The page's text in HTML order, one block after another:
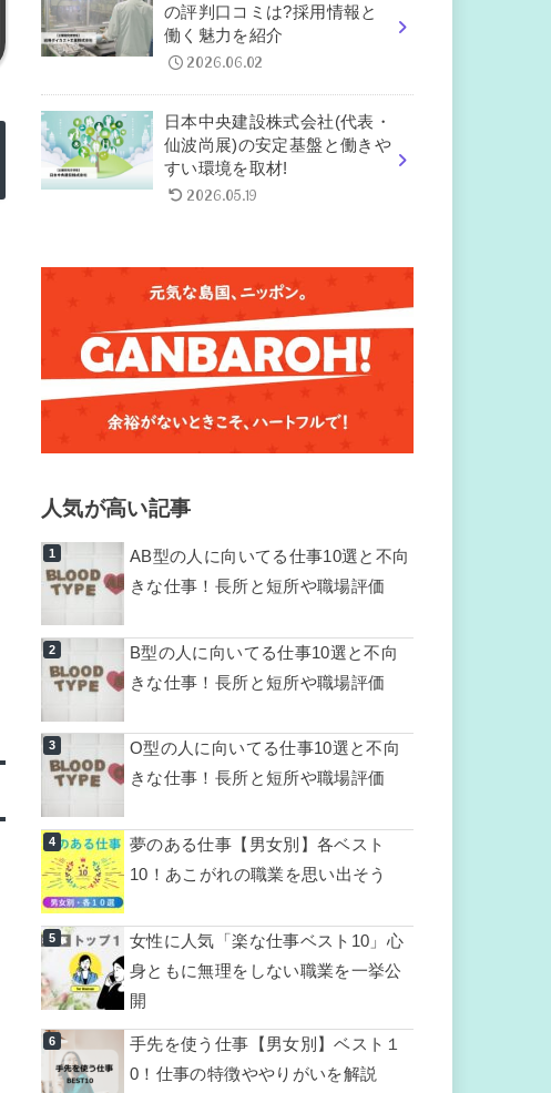
の評判口コミは?採用情報と
働く魅力を紹介
2026.06.02
日本中央建設株式会社(代表・
仙波尚展)の安定基盤と働きや
すい環境を取材!
2026.05.19
人気が高い記事
AB型の人に向いてる仕事10選と不向
きな仕事！長所と短所や職場評価
B型の人に向いてる仕事10選と不向
きな仕事！長所と短所や職場評価
O型の人に向いてる仕事10選と不向
きな仕事！長所と短所や職場評価
夢のある仕事【男女別】各ベスト
10！あこがれの職業を思い出そう
女性に人気「楽な仕事ベスト10」心
身ともに無理をしない職業を一挙公
開
手先を使う仕事【男女別】ベスト１
0！仕事の特徴ややりがいを解説